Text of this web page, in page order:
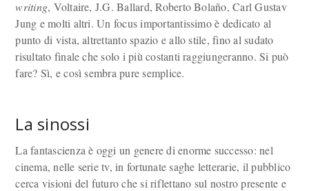
writing, Voltaire, J.G. Ballard, Roberto Bolaño, Carl Gustav
Jung e molti altri. Un focus importantissimo è dedicato al
punto di vista, altrettanto spazio e allo stile, fino al sudato
risultato finale che solo i più costanti raggiungeranno. Si può
fare? Sì, e così sembra pure semplice.
La sinossi
La fantascienza è oggi un genere di enorme successo: nel
cinema, nelle serie tv, in fortunate saghe letterarie, il pubblico
cerca visioni del futuro che si riflettano sul nostro presente e